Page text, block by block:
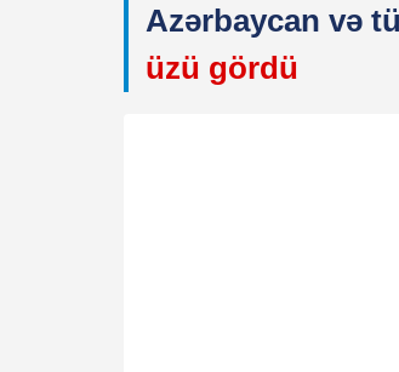
Azərbaycan və
üzü gördü